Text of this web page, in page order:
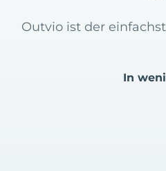
Outvio ist der
In